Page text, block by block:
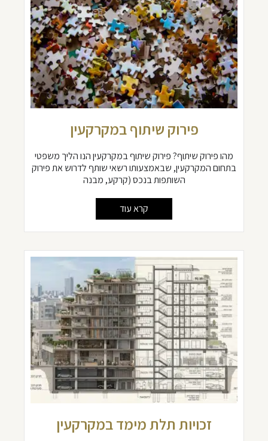
פירוק שיתוף במקרקעין
מהו פירוק שיתוף? פירוק שיתוף במקרקעין הנו הליך משפטי
בתחום המקרקעין, שבאמצעותו רשאי שותף לדרוש את פירוק
השותפות בנכס (קרקע, מבנה
קרא עוד
זכויות תלת מימד במקרקעין